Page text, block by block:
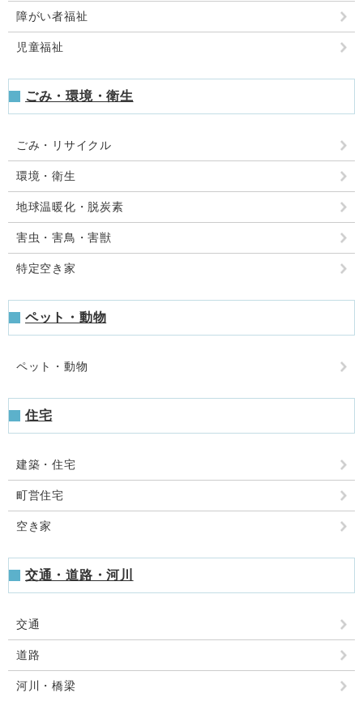
障がい者福祉
児童福祉
ごみ・環境・衛生
ごみ・リサイクル
環境・衛生
地球温暖化・脱炭素
害虫・害鳥・害獣
特定空き家
ペット・動物
ペット・動物
住宅
建築・住宅
町営住宅
空き家
交通・道路・河川
交通
道路
河川・橋梁